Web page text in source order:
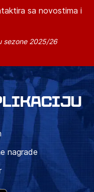
sa novostima i
sezone 2025/26
nagrade